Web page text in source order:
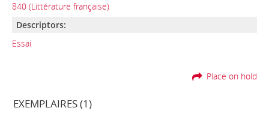
840 (Littérature française)
Descriptors:
Essai
Place on hold
EXEMPLAIRES (1)